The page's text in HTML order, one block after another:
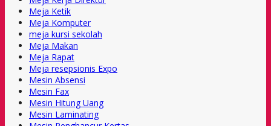
Meja Ketik
Meja Komputer
meja kursi sekolah
Meja Makan
Meja Rapat
Meja resepsionis Expo
Mesin Absensi
Mesin Fax
Mesin Hitung Uang
Mesin Laminating